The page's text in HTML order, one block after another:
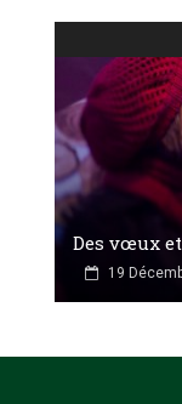
Des vœux
19